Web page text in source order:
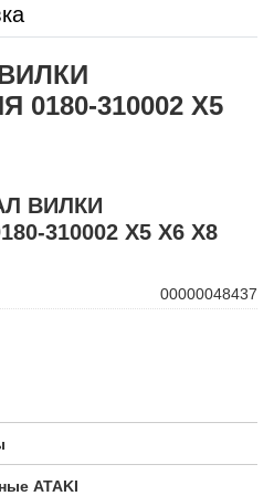
ATAKI
310002 X5
ВИЛКИ
310002 X5 X6 X8
00000048437